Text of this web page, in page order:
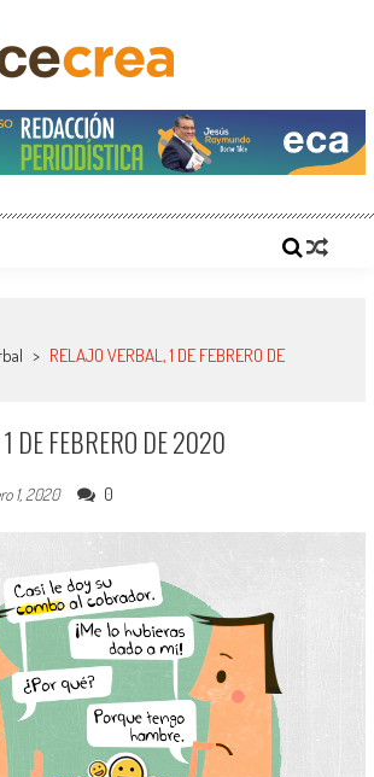
elaboramos contenidos periodísticos y editoriales en
en temas de comunicación y educación.
> RELAJO VERBAL, 1 DE FEBRERO DE
DE FEBRERO DE 2020
1, 2020 0